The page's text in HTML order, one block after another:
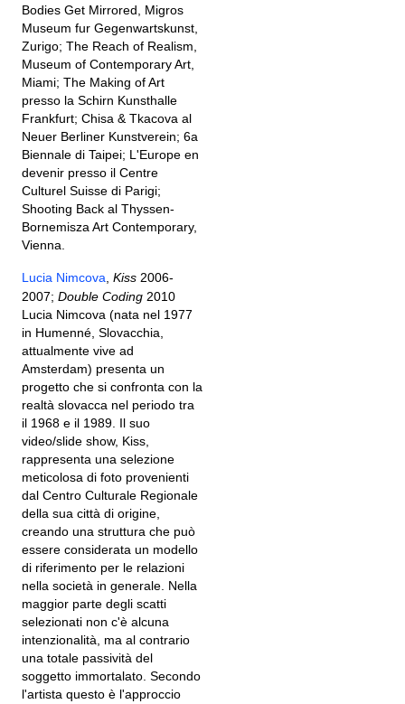
Bodies Get Mirrored, Migros
Museum fur Gegenwartskunst,
Zurigo; The Reach of Realism,
Museum of Contemporary Art,
Miami; The Making of Art
presso la Schirn Kunsthalle
Frankfurt; Chisa & Tkacova al
Neuer Berliner Kunstverein; 6a
Biennale di Taipei; L'Europe en
devenir presso il Centre
Culturel Suisse di Parigi;
Shooting Back al Thyssen-
Bornemisza Art Contemporary,
Vienna.
Lucia Nimcova Kiss 2006-
2007; Double Coding 2010
Lucia Nimcova (nata nel 1977
in Humenné, Slovacchia,
attualmente vive ad
Amsterdam) presenta un
progetto che si confronta con la
realtà slovacca nel periodo tra
il 1968 e il 1989. Il suo
video/slide show, Kiss,
rappresenta una selezione
meticolosa di foto provenienti
dal Centro Culturale Regionale
della sua città di origine,
creando una struttura che può
essere considerata un modello
di riferimento per le relazioni
nella società in generale. Nella
maggior parte degli scatti
selezionati non c'è alcuna
intenzionalità, ma al contrario
una totale passività del
soggetto immortalato. Secondo
l'artista questo è l'approccio